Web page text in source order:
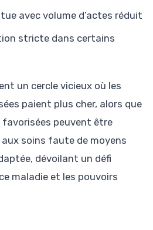
avec volume d’actes réduit
stricte dans certains
un cercle vicieux où les
paient plus cher, alors que
favorisées peuvent être
soins faute de moyens
dévoilant un défi
maladie et les pouvoirs